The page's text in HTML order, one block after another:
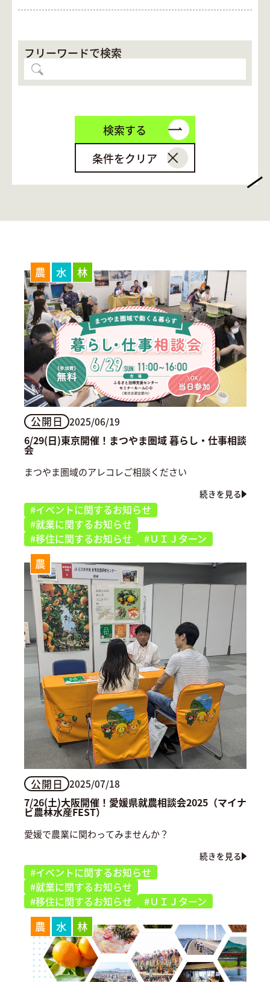
フリーワードで検索
検索する
条件をクリア
農 水 林
公開日 2025/06/19
6/29(日)東京開催！まつやま圏域 暮らし・仕事相談
会
まつやま圏域のアレコレご相談ください
続きを見る
#イベントに関するお知らせ
#就業に関するお知らせ
#移住に関するお知らせ
#ＵＩＪターン
農
公開日 2025/07/18
7/26(土)大阪開催！愛媛県就農相談会2025（マイナ
ビ農林水産FEST）
愛媛で農業に関わってみませんか？
続きを見る
#イベントに関するお知らせ
#就業に関するお知らせ
#移住に関するお知らせ
#ＵＩＪターン
農 水 林